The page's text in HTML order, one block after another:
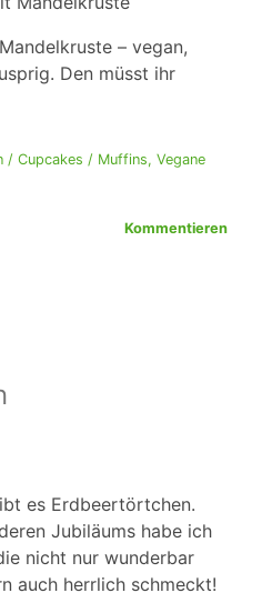
– vegan,
Den müsst ihr
/ Cupcakes / Muffins, Vegane
Kommentieren
es Erdbeertörtchen.
Jubiläums habe ich
nicht nur wunderbar
auch herrlich schmeckt!